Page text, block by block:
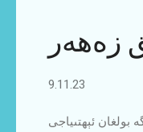
زەھەر
9.11.23
بولغان ئېھتىياجى